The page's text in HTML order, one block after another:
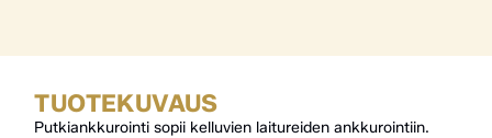
TUOTEKUVAUS
Putkiankkurointi sopii kelluvien laitureiden ankkurointiin.